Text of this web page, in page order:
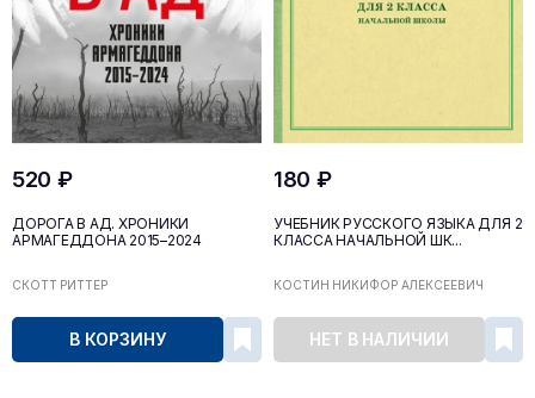
520 ₽
ДОРОГА В АД. ХРОНИКИ
АРМАГЕДДОНА 2015–2024
СКОТТ РИТТЕР
В КОРЗИНУ
180 ₽
УЧЕБНИК РУССКОГО ЯЗЫКА ДЛЯ 2
КЛАССА НАЧАЛЬНОЙ ШК...
КОСТИН НИКИФОР АЛЕКСЕЕВИЧ
НЕТ В НАЛИЧИИ